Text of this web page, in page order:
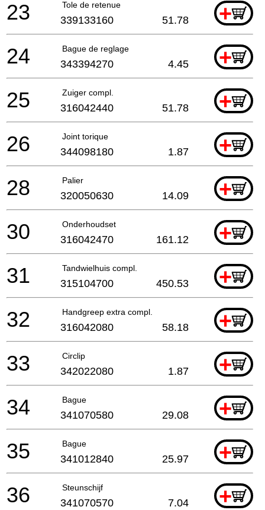
Tole de retenue +
23 339133160 51.78
Bague de reglage +
24 343394270 4.45
Zuiger compl. +
25 316042440 51.78
Joint torique +
26 344098180 1.87
Palier +
28 320050630 14.09
Onderhoudset +
30 316042470 161.12
Tandwielhuis compl. +
31 315104700 450.53
Handgreep extra compl. +
32 316042080 58.18
Circlip +
33 342022080 1.87
Bague +
34 341070580 29.08
Bague +
35 341012840 25.97
Steunschijf +
36 341070570 7.04